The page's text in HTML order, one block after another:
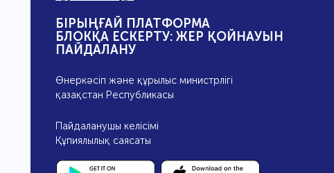
БІРЫҢҒАЙ ПЛАТФОРМА
БЛОКҚА ЕСКЕРТУ: ЖЕР ҚОЙНАУЫН
ПАЙДАЛАНУ
Өнеркәсіп және құрылыс министрлігі
қазақстан Республикасы
Пайдаланушы келісімі
Құпиялылық саясаты